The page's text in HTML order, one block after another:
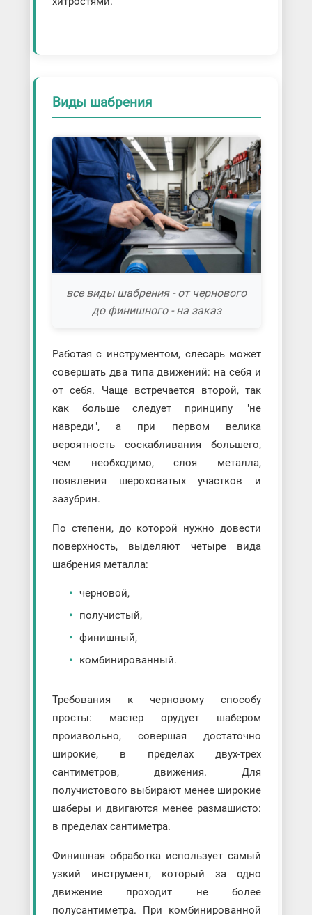
Виды шабрения
все виды шабрения - от чернового
до финишного - на заказ
Работая с инструментом, слесарь может
совершать два типа движений: на себя и
от себя. Чаще встречается второй, так
как больше следует принципу "не
навреди", а при первом велика
вероятность соскабливания большего,
чем необходимо, слоя металла,
появления шероховатых участков и
зазубрин.
По степени, до которой нужно довести
поверхность, выделяют четыре вида
шабрения металла:
черновой,
получистый,
финишный,
комбинированный.
Требования к черновому способу
просты: мастер орудует шабером
произвольно, совершая достаточно
широкие, в пределах двух-трех
сантиметров, движения. Для
получистового выбирают менее широкие
шаберы и двигаются менее размашисто:
в пределах сантиметра.
Финишная обработка использует самый
узкий инструмент, который за одно
движение проходит не более
полусантиметра. При комбинированной